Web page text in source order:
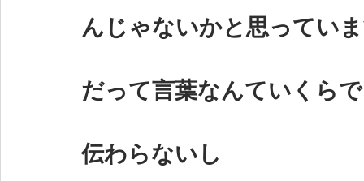
んじゃないかと思ってい
だって言葉なんていくら
伝わらないし